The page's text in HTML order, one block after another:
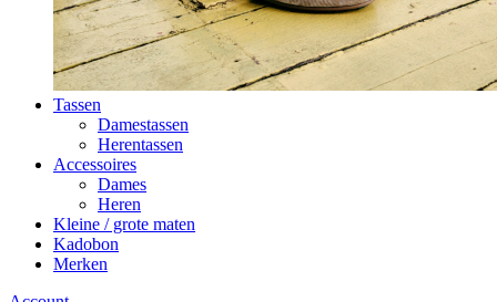
Tassen
Damestassen
Herentassen
Accessoires
Dames
Heren
Kleine / grote maten
Kadobon
Merken